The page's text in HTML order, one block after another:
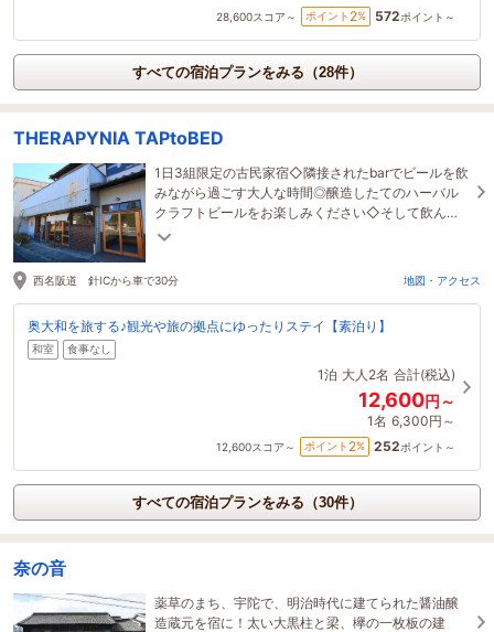
28,600スコア～ ポイント 2% 572ポイント～
すべての宿泊プランをみる（28件）
THERAPYNIA TAPtoBED
1日3組限定の古民家宿◇隣接されたbarでビールを飲
みながら過ごす大人な時間◎醸造したてのハーバル
クラフトビールをお楽しみください◇そして飲んだ
後はゲストハウスでのんびりお過ごしください
西名阪道 針ICから車で30分 地図・アクセス
奥大和を旅する♪観光や旅の拠点にゆったりステイ【素泊り】
和室 食事なし
1泊 大人2名 合計(税込)
12,600円～
1名 6,300円～
12,600スコア～ ポイント 2% 252ポイント～
すべての宿泊プランをみる（30件）
奈の音
薬草のまち、宇陀で、明治時代に建てられた醤油醸
造蔵元を宿に！太い大黒柱と梁、欅の一枚板の建